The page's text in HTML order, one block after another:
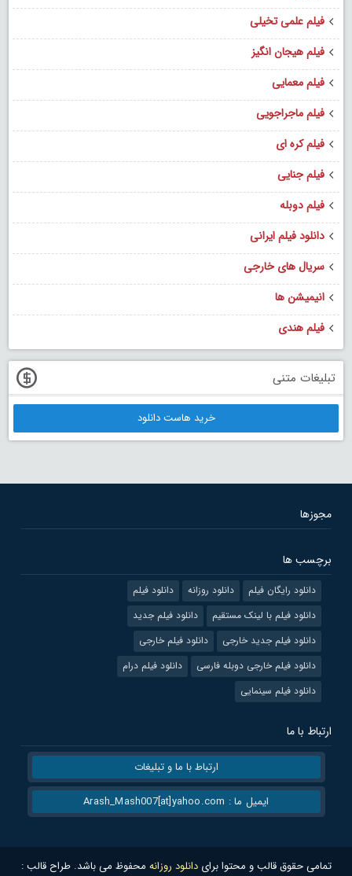
فیلم علمی تخیلی
فیلم هیجان انگیز
فیلم معمایی
فیلم ماجراجویی
فیلم کره ای
فیلم جنایی
فیلم دوبله
دانلود فیلم ایرانی
سریال های خارجی
انیمیشن ها
فیلم هندی
تبلیغات متنی
خرید هاست دانلود
مجوزها
برچسب ها
دانلود رایگان فیلم دانلود روزانه
دانلود فیلم
دانلود فیلم با لینک مستقیم
دانلود فیلم جدید
دانلود فیلم جدید خارجی
دانلود فیلم خارجی
دانلود فیلم خارجی دوبله فارسی
دانلود فیلم درام
دانلود فیلم سینمایی
ارتباط با ما
ارتباط با ما و تبلیغات
ایمیل ما : Arash_Mash007[at]yahoo.com
تمامی حقوق قالب و محتوا برایدانلود روزانه محفوظ می باشد. طراح قالب :